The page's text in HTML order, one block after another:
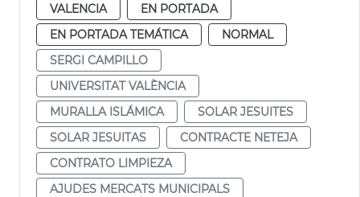
VALENCIA
EN PORTADA
EN PORTADA TEMÁTICA
NORMAL
SERGI CAMPILLO
UNIVERSITAT VALÈNCIA
MURALLA ISLÁMICA
SOLAR JESUITES
SOLAR JESUITAS
CONTRACTE NETEJA
CONTRATO LIMPIEZA
AJUDES MERCATS MUNICIPALS